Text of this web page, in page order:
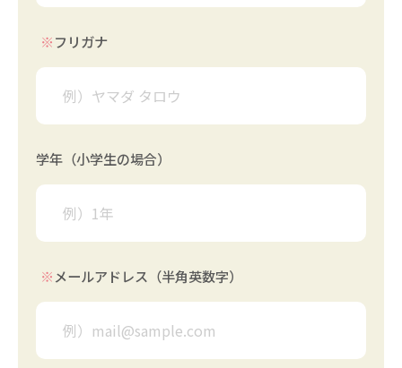
※フリガナ
学年（小学生の場合）
※ メールアドレス（半角英数字）